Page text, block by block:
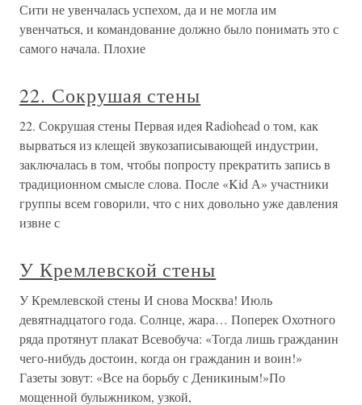
Сити не увенчалась успехом, да и не могла им
увенчаться, и командование должно было понимать это с
самого начала. Плохие
22. Сокрушая стены
22. Сокрушая стены Первая идея Radiohead о том, как
вырваться из клещей звукозаписывающей индустрии,
заключалась в том, чтобы попросту прекратить запись в
традиционном смысле слова. После «Kid А» участники
группы всем говорили, что с них довольно уже давления
извне с
У Кремлевской стены
У Кремлевской стены И снова Москва! Июль
девятнадцатого года. Солнце, жара… Поперек Охотного
ряда протянут плакат Всевобуча: «Тогда лишь гражданин
чего-нибудь достоин, когда он гражданин и воин!»
Газеты зовут: «Все на борьбу с Деникиным!»По
мощенной булыжником, узкой,